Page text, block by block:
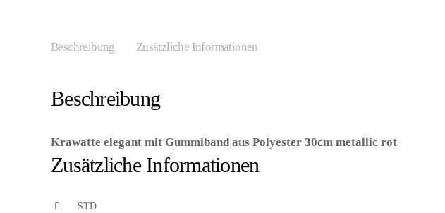
Beschreibung Zusätzliche Informationen
Beschreibung
Krawatte elegant mit Gummiband aus Polyester 30cm metallic rot
Zusätzliche Informationen
STD